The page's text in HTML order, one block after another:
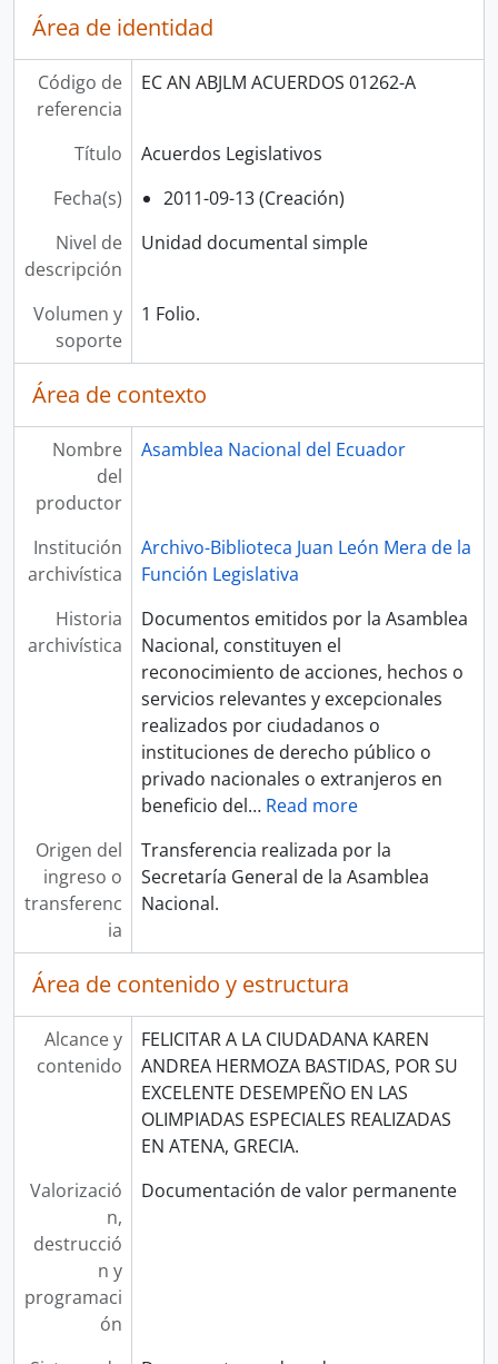
Área de identidad
Código de
referencia
EC AN ABJLM ACUERDOS 01262-A
Título
Acuerdos Legislativos
Fecha(s)
2011-09-13 (Creación)
Nivel de
descripción
Unidad documental simple
Volumen y
soporte
1 Folio.
Área de contexto
Nombre
del
productor
Asamblea Nacional del Ecuador
Institución
archivística
Archivo-Biblioteca Juan León Mera de la
Función Legislativa
Historia
archivística
Documentos emitidos por la Asamblea
Nacional, constituyen el
reconocimiento de acciones, hechos o
servicios relevantes y excepcionales
realizados por ciudadanos o
instituciones de derecho público o
privado nacionales o extranjeros en
beneficio del… Read more
Origen del
ingreso o
transferenc
ia
Transferencia realizada por la
Secretaría General de la Asamblea
Nacional.
Área de contenido y estructura
Alcance y
contenido
FELICITAR A LA CIUDADANA KAREN
ANDREA HERMOZA BASTIDAS, POR SU
EXCELENTE DESEMPEÑO EN LAS
OLIMPIADAS ESPECIALES REALIZADAS
EN ATENA, GRECIA.
Valorizació
n,
destrucció
n y
programaci
ón
Documentación de valor permanente